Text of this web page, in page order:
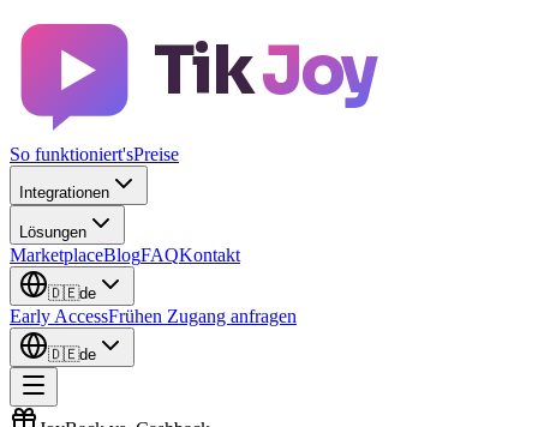
TikJoy
So funktioniert'sPreise
Integrationen
Lösungen
MarketplaceBlogFAQKontakt
🇩🇪de
Early AccessFrühen Zugang anfragen
🇩🇪de